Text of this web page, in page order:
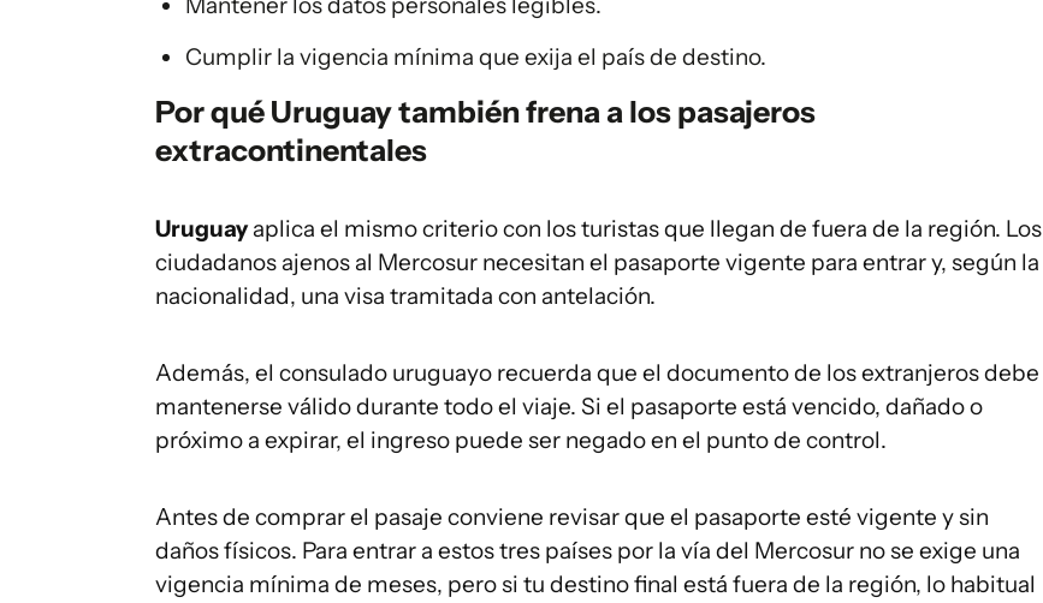
Cumplir la vigencia mínima que exija el país de destino.
Por qué Uruguay también frena a los pasajeros
extracontinentales
Uruguayaplica el mismo criterio con los turistas que llegan de fuera de la región. Los
ciudadanos ajenos al Mercosur necesitan el pasaporte vigente para entrar y, según la
nacionalidad, una visa tramitada con antelación.
Además, el consulado uruguayo recuerda que el documento de los extranjeros debe
mantenerse válido durante todo el viaje. Si el pasaporte está vencido, dañado o
próximo a expirar, el ingreso puede ser negado en el punto de control.
Antes de comprar el pasaje conviene revisar que el pasaporte esté vigente y sin
daños físicos. Para entrar a estos tres países por la vía del Mercosur no se exige una
vigencia mínima de meses, pero si tu destino final está fuera de la región, lo habitual